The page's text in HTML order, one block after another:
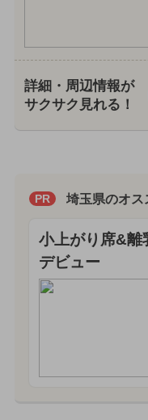
詳細・周辺情報が
サクサク見れる！
PR 埼玉県のオス
小上がり席&離
デビュー